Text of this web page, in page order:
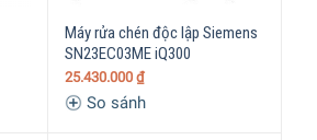
Máy rửa chén độc lập Siemens
SN23EC03ME iQ300
25.430.000₫
So sánh